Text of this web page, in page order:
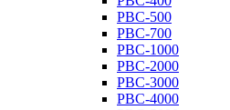
РВС-500
РВС-700
РВС-1000
РВС-2000
РВС-3000
РВС-4000